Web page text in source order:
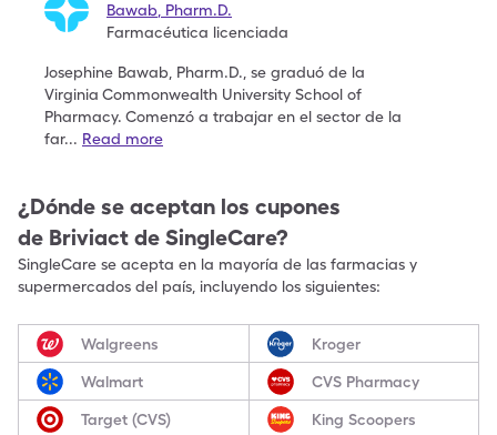
Bawab Pharm.D.
Farmacéutica licenciada
Josephine Bawab, Pharm.D., se graduó de la
Virginia Commonwealth University School of
Pharmacy. Comenzó a trabajar en el sector de la
far... Read more
¿Dónde se aceptan los cupones
de Briviact de SingleCare?
SingleCare se acepta en la mayoría de las farmacias y
supermercados del país, incluyendo los siguientes:
Walgreens Kroger
Walmart CVS Pharmacy
Target (CVS) King Scoopers